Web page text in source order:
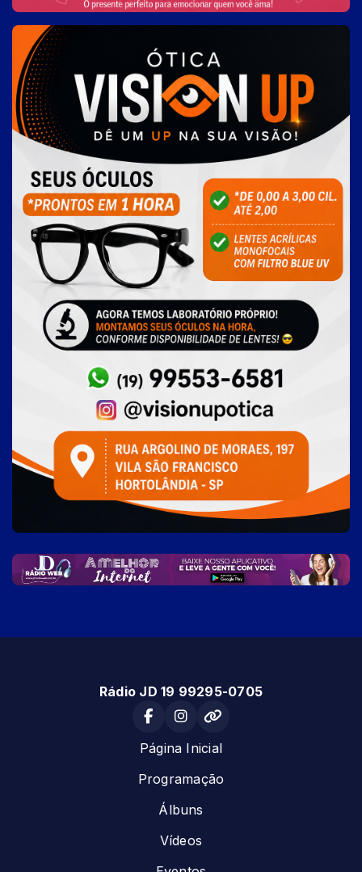
Rádio JD 19 99295-0705
Página Inicial
Programação
Álbuns
Vídeos